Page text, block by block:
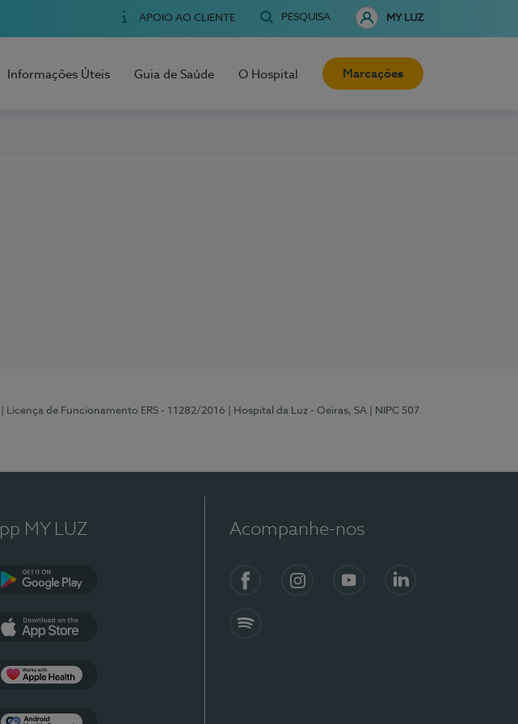
APOIO AO CLIENTE PESQUISA MY LUZ
Informações Úteis Guia de Saúde O Hospital Marcações
| Licença de Funcionamento ERS - 11282/2016 | Hospital da Luz - Oeiras, SA
| NIPC 507
MY LUZ Acompanhe-nos